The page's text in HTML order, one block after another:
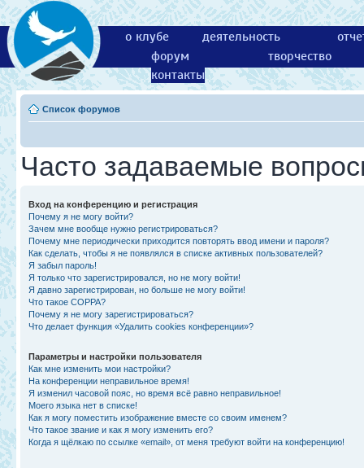
о клубе деятельность
форум
творчество
контакты
Список форумов
Часто задаваемые
Вход на конференцию и регистрация
Почему я не могу войти?
Зачем мне вообще нужно регистрироваться?
Почему мне периодически приходится повторять ввод имени и пароля?
Как сделать, чтобы я не появлялся в списке активных пользователей?
Я забыл пароль!
Я только что зарегистрировался, но не могу войти!
Я давно зарегистрирован, но больше не могу войти!
Что такое COPPA?
Почему я не могу зарегистрироваться?
Что делает функция «Удалить cookies конференции»?
Параметры и настройки пользователя
Как мне изменить мои настройки?
На конференции неправильное время!
Я изменил часовой пояс, но время всё равно неправильное!
Моего языка нет в списке!
Как я могу поместить изображение вместе со своим именем?
Что такое звание и как я могу изменить его?
Когда я щёлкаю по ссылке «email», от меня требуют войти на конференцию!